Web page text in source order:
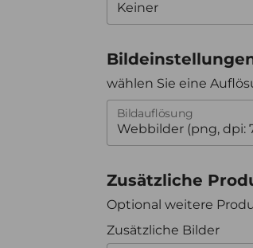
wählen Sie eine
Bildauflösung
Zusätzliche
Optional weitere
Zusätzliche Bilder